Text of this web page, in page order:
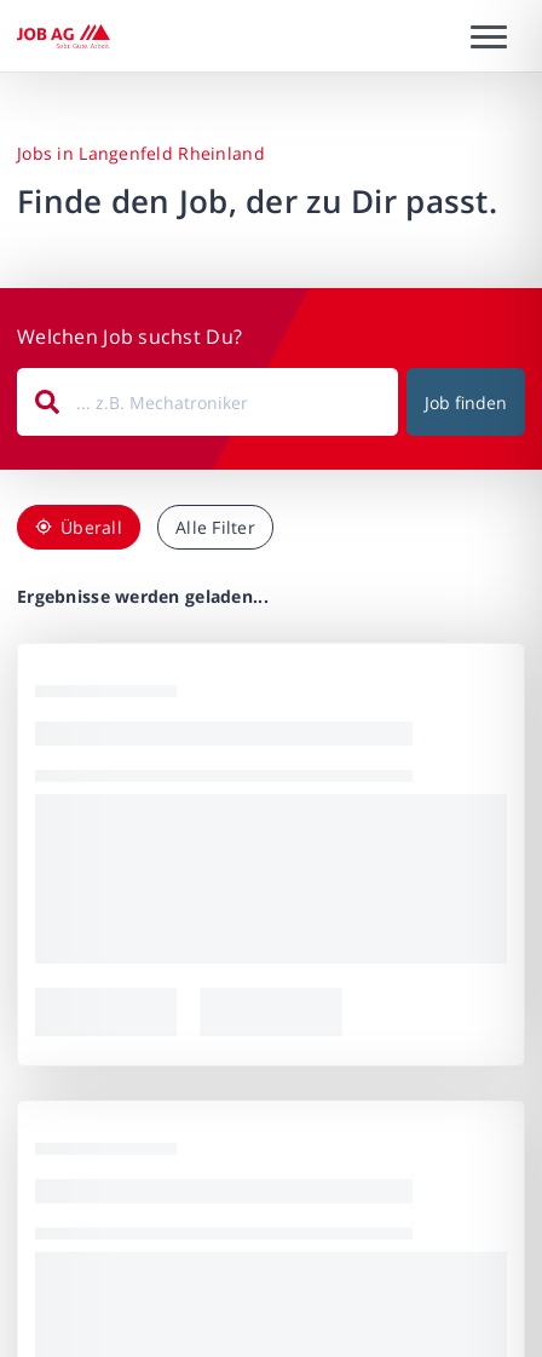
Jobs in Langenfeld Rheinland
Finde den Job, der zu Dir passt.
Welchen Job suchst Du?
Job finden
Überall Alle Filter
Ergebnisse werden geladen...